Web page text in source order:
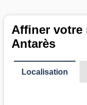
Affiner votre
Antarès
Localisation